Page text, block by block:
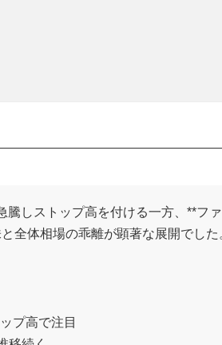
しストップ高を付ける一方、**フ
全体相場の乖離が顕著な展開でし
プ高で注目